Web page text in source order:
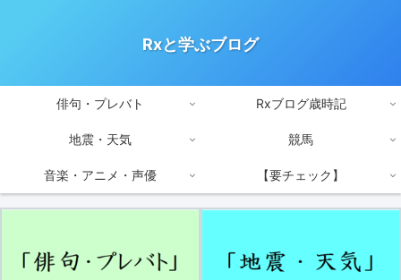
Rxと学ぶブログ
俳句・プレバト Rxブログ歳時記
地震・天気 競馬
音楽・アニメ・声優 【要チェック】